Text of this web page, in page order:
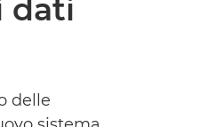
dati
delle